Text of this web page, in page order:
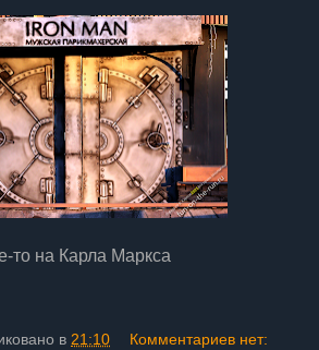
то на Карла Маркса
в 21:10 Комментариев нет: